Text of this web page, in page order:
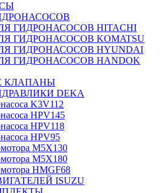
ГИДРОНАСОСОВ HITACHI
ГИДРОНАСОСОВ KOMATSU
ГИДРОНАСОСОВ HYUNDAI
ГИДРОНАСОСОВ HANDOK
КЛАПАНЫ
DEKA
K3V112
HPV145
HPV118
HPV95
M5X130
M5X180
HMGF68
ISUZU